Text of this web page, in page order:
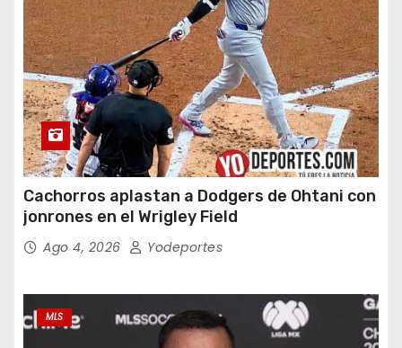
Cachorros aplastan a Dodgers de Ohtani con
jonrones en el Wrigley Field
Ago 4, 2026 Yodeportes
MLS